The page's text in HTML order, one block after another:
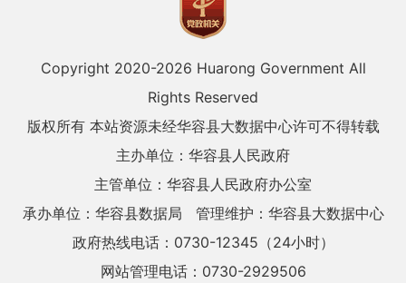
Copyright 2020-2026 Huarong Government All
Rights Reserved
版权所有 本站资源未经华容县大数据中心许可不得转载
主办单位：华容县人民政府
主管单位：华容县人民政府办公室
承办单位：华容县数据局
管理维护：华容县大数据中心
政府热线电话：0730-12345（24小时）
网站管理电话：0730-2929506